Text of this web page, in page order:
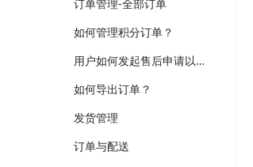
订单管理-全部订单
如何管理积分订单？
用户如何发起售后申请以及后台操作流程
如何导出订单？
发货管理
订单与配送